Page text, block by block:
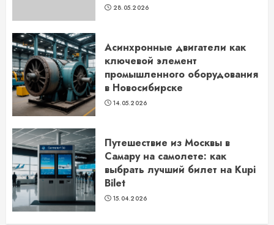
28.05.2026
Асинхронные двигатели как
ключевой элемент
промышленного оборудования
в Новосибирске
14.05.2026
Путешествие из Москвы в
Самару на самолете: как
выбрать лучший билет на Kupi
Bilet
15.04.2026